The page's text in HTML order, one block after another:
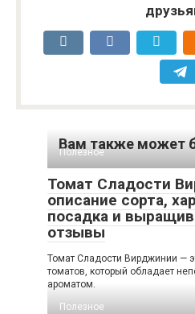
Вам также может
Полезное
Томат Сладости
описание сорта,
посадка и
отзывы
Томат Сладости Вирджинии —
томатов, который обладает
ароматом.
Полезное